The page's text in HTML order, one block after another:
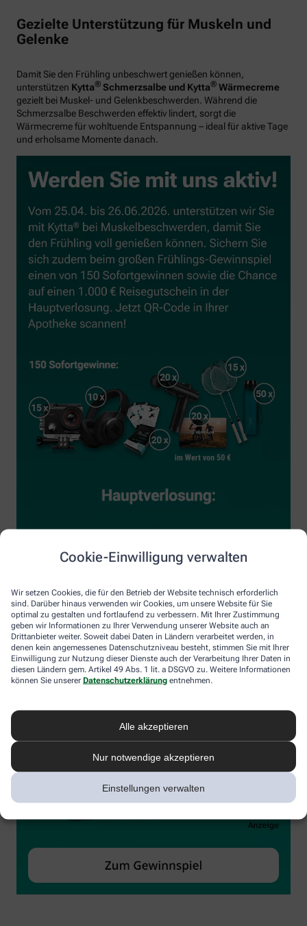
Cookie-Einwilligung verwalten
Wir setzen Cookies, die für den Betrieb der Website technisch erforderlich
sind. Darüber hinaus verwenden wir Cookies, um unsere Website für Sie
optimal zu gestalten und fortlaufend zu verbessern. Mit Ihrer Zustimmung
geben wir Informationen zu Ihrer Verwendung unserer Website auch an
Drittanbieter weiter. Soweit dabei Daten in Ländern verarbeitet werden, in
denen kein angemessenes Datenschutzniveau besteht, stimmen Sie mit Ihrer
Einwilligung zur Nutzung dieser Dienste auch der Verarbeitung Ihrer Daten in
diesen Ländern gem. Artikel 49 Abs. 1 lit. a DSGVO zu. Weitere Informationen
können Sie unserer Datenschutzerklärung entnehmen.
Alle akzeptieren
Nur notwendige akzeptieren
Einstellungen verwalten
Gezielte Unterstützung für Muskeln und
Gelenke
Damit Sie den Frühling unbeschwert genießen können,
unterstützen Kytta® Schmerzsalbe und Kytta® Wärmecreme
gezielt bei Muskel- und Gelenkbeschwerden. Während die
Schmerzsalbe Beschwerden effektiv lindert, sorgt die
Wärmecreme für wohltuende Entspannung – ideal für aktive Tage
und erholsame Momente danach.